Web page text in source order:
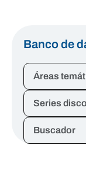
Banco de
Áreas
Series
Buscador